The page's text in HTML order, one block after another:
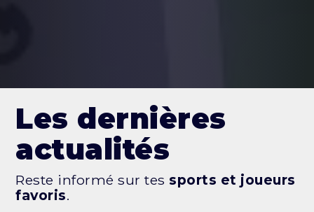
Les dernières
actualités
Reste informé sur tes sports et joueurs
favoris.